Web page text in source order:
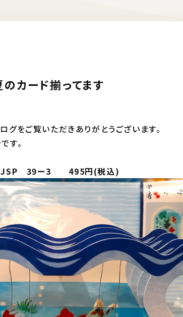
のカード揃ってます
グをご覧いただきありがとうございます。
す。
JSP 39ー3 495円(税込)